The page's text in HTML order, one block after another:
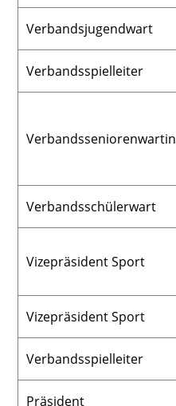
Verbandsjugendwart
Verbandsspielleiter
Verbandsseniorenwartin
Verbandsschülerwart
Vizepräsident Sport
Vizepräsident Sport
Verbandsspielleiter
Präsident